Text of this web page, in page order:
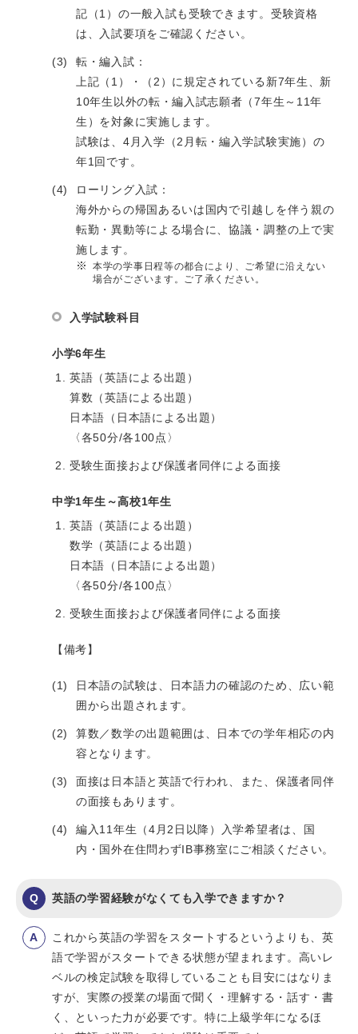
記（1）の一般入試も受験できます。受験資格
は、入試要項をご確認ください。
転・編入試：
上記（1）・（2）に規定されている新7年生、新
10年生以外の転・編入試志願者（7年生～11年
生）を対象に実施します。
試験は、4月入学（2月転・編入学試験実施）の
年1回です。
ローリング入試：
海外からの帰国あるいは国内で引越しを伴う親の
転勤・異動等による場合に、協議・調整の上で実
施します。
本学の学事日程等の都合により、ご希望に沿えない
場合がございます。ご了承ください。
入学試験科目
小学6年生
英語（英語による出題）
算数（英語による出題）
日本語（日本語による出題）
〈各50分/各100点〉
受験生面接および保護者同伴による面接
中学1年生～高校1年生
英語（英語による出題）
数学（英語による出題）
日本語（日本語による出題）
〈各50分/各100点〉
受験生面接および保護者同伴による面接
【備考】
日本語の試験は、日本語力の確認のため、広い範
囲から出題されます。
算数／数学の出題範囲は、日本での学年相応の内
容となります。
面接は日本語と英語で行われ、また、保護者同伴
の面接もあります。
編入11年生（4月2日以降）入学希望者は、国
内・国外在住問わずIB事務室にご相談ください。
英語の学習経験がなくても入学できますか？
これから英語の学習をスタートするというよりも、英
語で学習がスタートできる状態が望まれます。高いレ
ベルの検定試験を取得していることも目安にはなりま
すが、実際の授業の場面で聞く・理解する・話す・書
く、といった力が必要です。特に上級学年になるほ